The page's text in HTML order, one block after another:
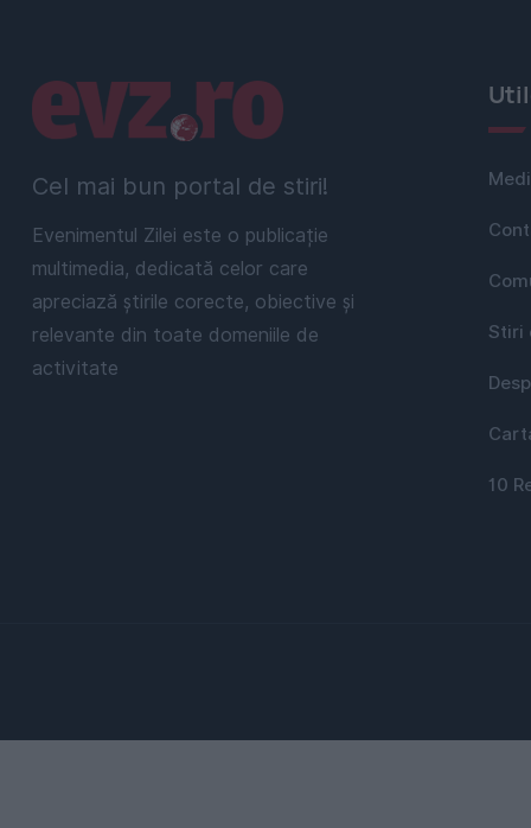
Cel mai bun portal de stiri!
Evenimentul Zilei este o publicație
multimedia, dedicată celor care
apreciază știrile corecte, obiective și
relevante din toate domeniile de
activitate
Linkuri utile
Stiri
10